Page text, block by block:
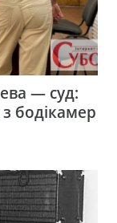
— суд:
бодікамер